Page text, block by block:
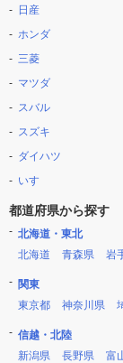
日産
ホンダ
三菱
マツダ
スバル
スズキ
ダイハツ
いすゞ
都道府県から探す
北海道・東北
北海道
青森県 岩
関東
東京都
神奈川県
信越・北陸
新潟県
長野県 富